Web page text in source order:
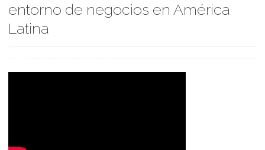
entorno de negocios en América
Latina